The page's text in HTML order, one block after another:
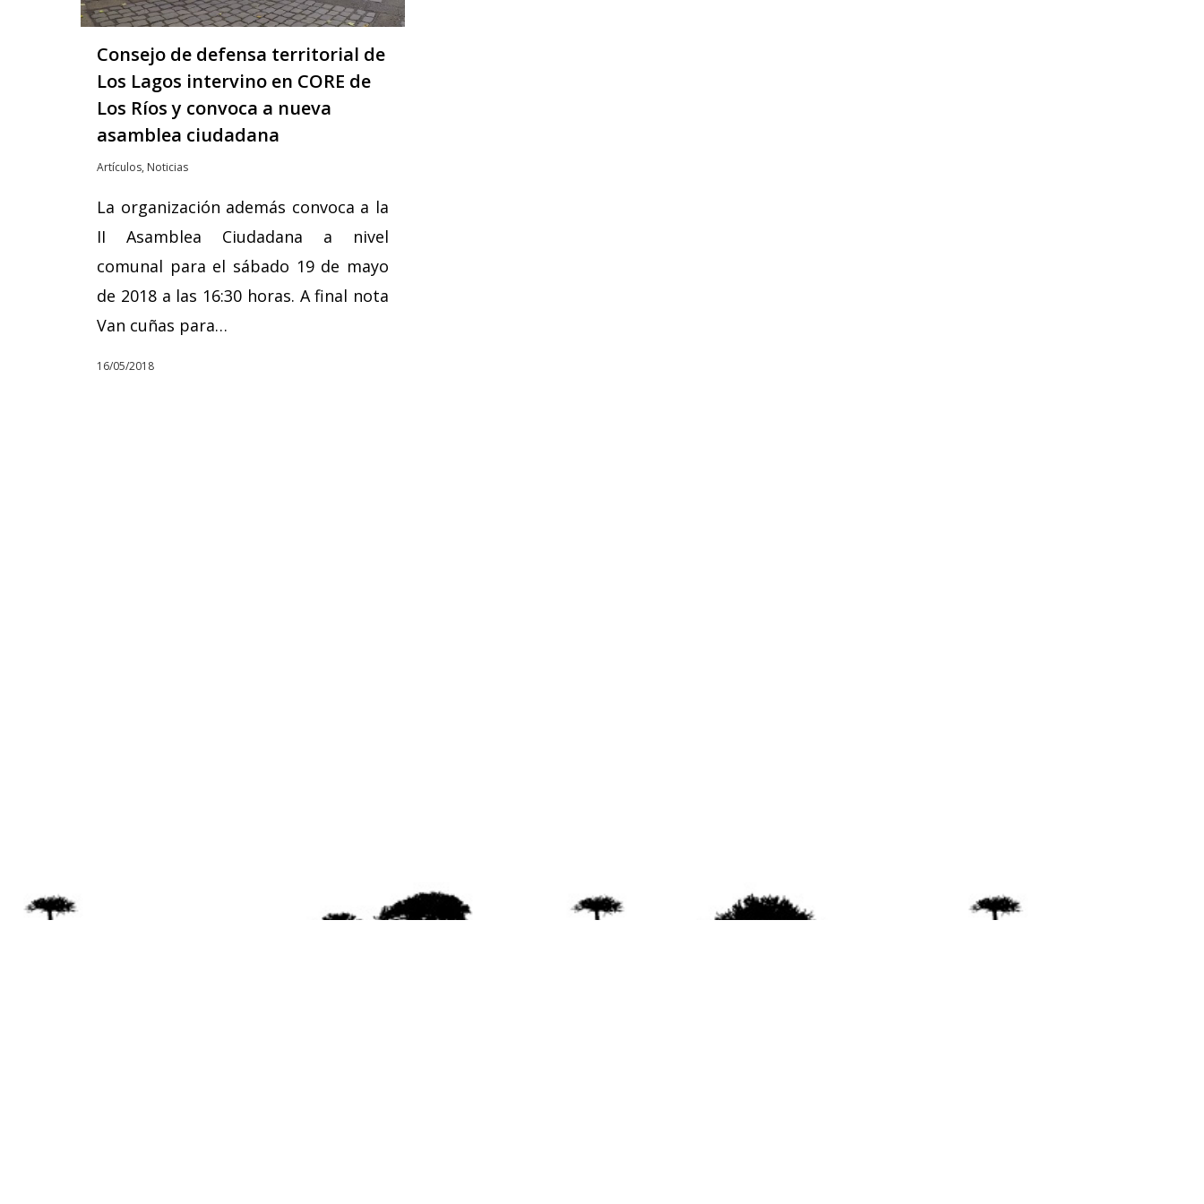
Consejo de defensa territorial de
Los Lagos intervino en CORE de
Los Ríos y convoca a nueva
asamblea ciudadana
Artículos, Noticias
La organización además convoca a la
II Asamblea Ciudadana a nivel
comunal para el sábado 19 de mayo
de 2018 a las 16:30 horas. A final nota
Van cuñas para…
16/05/2018